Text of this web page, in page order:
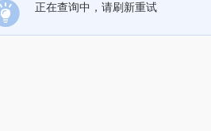
正在查询中，请刷新重试